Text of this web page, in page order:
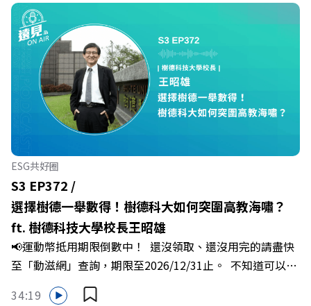
Firstory Podcast 廣告 —— 你常在職場中感到焦慮、害怕
犯錯，甚至覺得自己正遭受不友善的對待或霸凌嗎？當工作
中的人際摩擦、怕輸怕失敗的緊繃感成為日常，我們不能只
是委屈討好或一味逃避，更需要學會看透人際互動底層的
「職場冰山」。 本集《遠見 ON AIR》邀請到薩提爾模式溝
通引導師、天下文化新書《透視職場冰山》作者李崇義與謝
佳芸老師，帶你透過「冰山理論」拆解職場上的對立與衝
突，學會用「好奇」代替「批判」。即使在變動快速的AI時
代，也能幫自己打造不被成敗輕易定義的強韌自我。 🔺 職
場衝突與霸凌從何而來？🔺 如何用「冰山對話」看穿主管
焦慮，將對立化為合作？🔺 怎麼做到「好奇少一點、批判
少一點」？🔺 面對AI時代的職涯焦慮，如何把自我價值打
分權拿回手裡？ +++++📓《透視職場冰山》新書介紹
>>>https://bookzone.cwgv.com.tw/book/BWL108🎂歡
慶遠見40歲生日！手速搶下破天荒的獨家優惠
>>>https://gvmkt.pse.is/9e5pbz✨關注《遠見》更多的社
ESG共好圈
S3 EP372 /
選擇樹德一舉數得！樹德科大如何突圍高教海嘯？
ft. 樹德科技大學校長王昭雄
📢運動幣抵用期限倒數中！ 還沒領取、還沒用完的請盡快
至「動滋網」查詢，期限至2026/12/31止。 不知道可以在
哪裡使用嗎？ 上「動滋網」【合作店家】專區，全台五千
34:19